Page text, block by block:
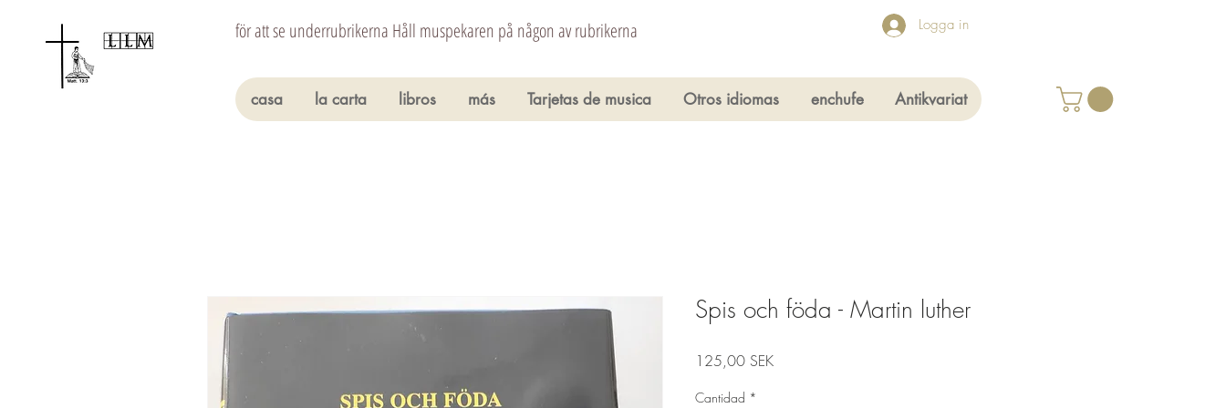
för att se underrubrikerna Håll muspekaren på någon av rubrikerna Logga in
casa la carta libros más Tarjetas de musica Otros idiomas enchufe Antikvariat
Spis och föda - Martin luther
125,00 SEKPrecio
Cantidad *